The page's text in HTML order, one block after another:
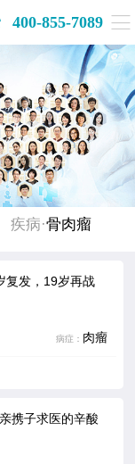
400-855-7089
疾病·骨肉瘤
复发，19岁再战
病症： 肉瘤
携子求医的辛酸